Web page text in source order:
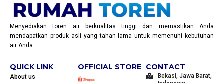
Menyediakan toren air berkualitas tinggi dan memastikan Anda
mendapatkan produk asli yang tahan lama untuk memenuhi kebutuhan
air Anda.
QUICK LINK
About us
OFFICIAL STORE CONTACT
Bekasi, Jawa Barat,